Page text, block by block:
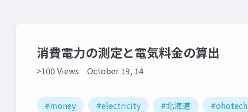
消費電力の測定と電気料金の算出
>100 Views October 19, 14
#money #electricity #北海道 #ohotech